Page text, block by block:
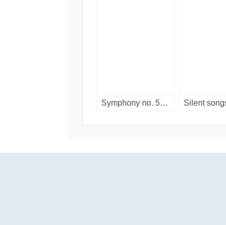
Symphony no. 5 ; Postludium / [compact disc].